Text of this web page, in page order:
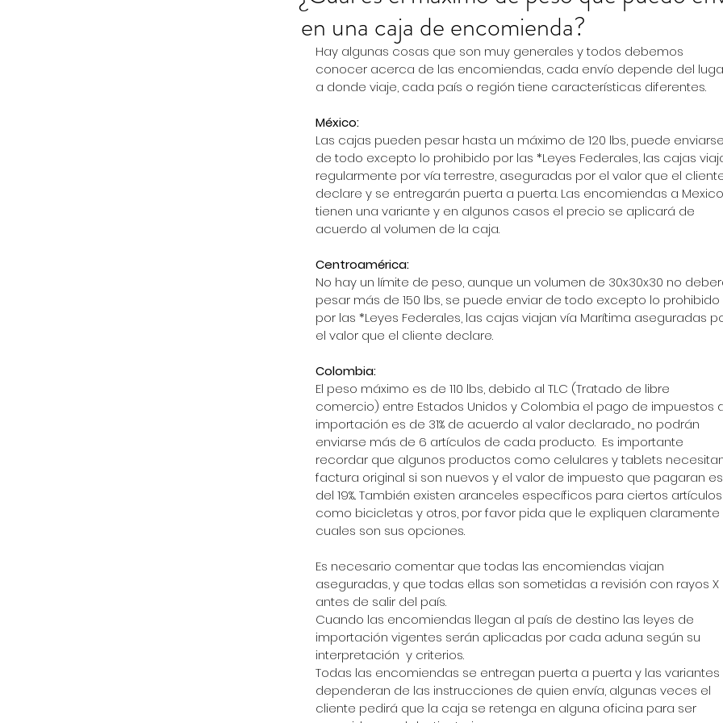
April 2019
March
April 2018
June
Tags
en una caja de encomienda?
Hay algunas cosas que son muy generales y todos debemos
conocer acerca de las encomiendas, cada envío depende del
a donde viaje, cada país o región tiene características diferentes.
México:
Las cajas pueden pesar hasta un máximo de 120 lbs, puede enviarse
de todo excepto lo prohibido por las *Leyes Federales, las cajas
regularmente por vía terrestre, aseguradas por el valor que el
declare y se entregarán puerta a puerta. Las encomiendas a Mexico
tienen una variante y en algunos casos el precio se aplicará de
acuerdo al volumen de la caja.
Centroamérica:
No hay un límite de peso, aunque un volumen de 30x30x30 no
pesar más de 150 lbs, se puede enviar de todo excepto lo prohibido
por las *Leyes Federales, las cajas viajan vía Marítima aseguradas
el valor que el cliente declare.
Colombia:
El peso máximo es de 110 lbs, debido al TLC (Tratado de libre
comercio) entre Estados Unidos y Colombia el pago de impuestos
importación es de 31% de acuerdo al valor declarado,, no podrán
enviarse más de 6 artículos de cada producto.  Es importante
recordar que algunos productos como celulares y tablets
factura original si son nuevos y el valor de impuesto que pagaran es
del 19%.. También existen aranceles específicos para ciertos artículos
como bicicletas y otros, por favor pida que le expliquen claramente
cuales son sus opciones.
Es necesario comentar que todas las encomiendas viajan
aseguradas, y que todas ellas son sometidas a revisión con rayos X
antes de salir del país.
Cuando las encomiendas llegan al país de destino las leyes de
importación vigentes serán aplicadas por cada aduna según su
interpretación  y criterios.
Todas las encomiendas se entregan puerta a puerta y las variantes
dependeran de las instrucciones de quien envía, algunas veces el
cliente pedirá que la caja se retenga en alguna oficina para ser